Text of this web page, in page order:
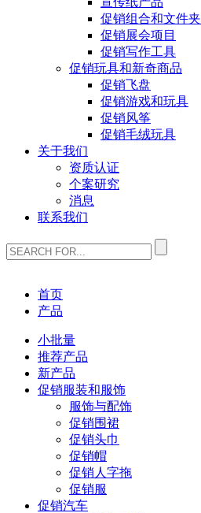
促销组合和文件夹
促销展会项目
促销写作工具
促销玩具和新奇商品
促销飞盘
促销游戏和玩具
促销风筝
促销毛绒玩具
关于我们
资质认证
个案研究
消息
联系我们
首页
产品
小批量
推荐产品
新产品
促销服装和服饰
服饰与配饰
促销围裙
促销头巾
促销帽
促销人字拖
促销服
促销汽车